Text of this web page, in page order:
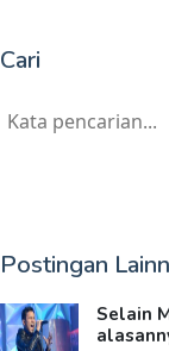
Cari
Postingan
Selain